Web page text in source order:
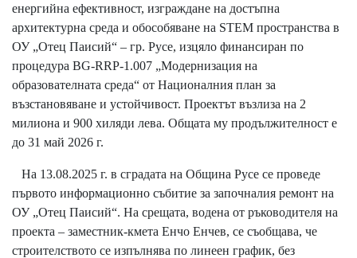
енергийна ефективност, изграждане на достъпна
архитектурна среда и обособяване на STEM пространства в
ОУ „Отец Паисий“ – гр. Русе, изцяло финансиран по
процедура BG-RRP-1.007 „Модернизация на
образователната среда“ от Националния план за
възстановяване и устойчивост. Проектът възлиза на 2
милиона и 900 хиляди лева. Общата му продължителност е
до 31 май 2026 г.
На 13.08.2025 г. в сградата на Община Русе се проведе
първото информационно събитие за започналия ремонт на
ОУ „Отец Паисий“. На срещата, водена от ръководителя на
проекта – заместник-кмета Енчо Енчев, се съобщава, че
строителството се изпълнява по линеен график, без